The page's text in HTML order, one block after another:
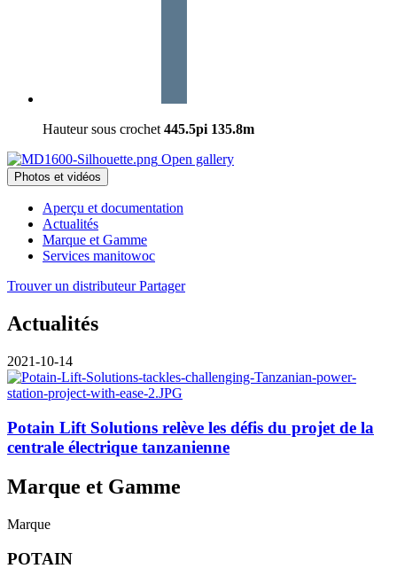
Hauteur sous crochet445.5pi 135.8m
Open gallery
Photos et vidéos
Aperçu et documentation
Actualités
Marque et Gamme
Services manitowoc
Trouver un distributeur Partager
Actualités
2021-10-14
Potain Lift Solutions relève les défis du projet de la
centrale électrique tanzanienne
Marque et Gamme
Marque
POTAIN